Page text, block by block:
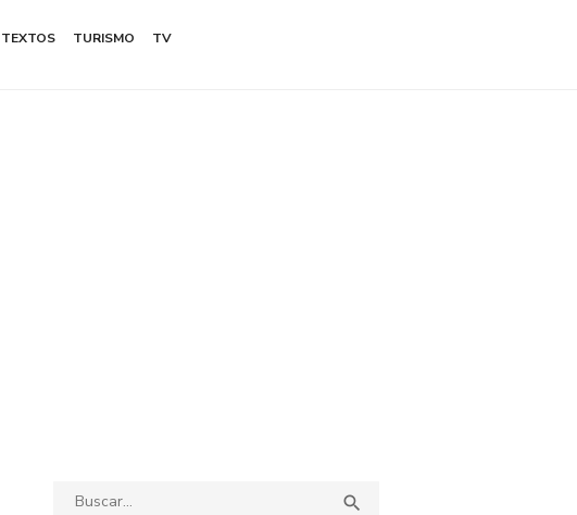
TEXTOS TURISMO TV
Buscar: 